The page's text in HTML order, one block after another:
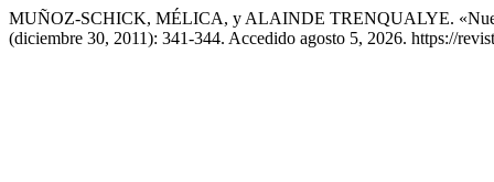
MUÑOZ-SCHICK, MÉLICA, y ALAINDE TRENQUALYE.
(diciembre 30, 2011): 341-344. Accedido agosto 5, 2026. https://